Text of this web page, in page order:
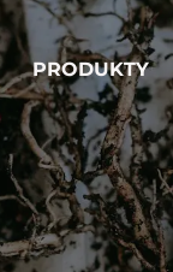
PRODUKTY